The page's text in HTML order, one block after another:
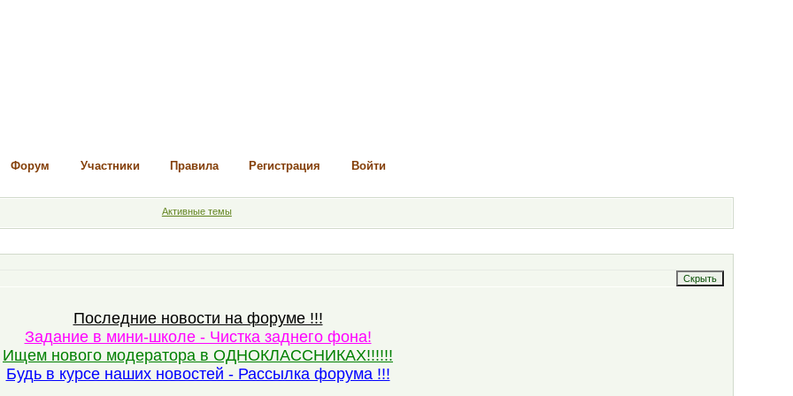
Форум Участники Правила Регистрация Войти
Активные темы
Последние новости на форуме !!!
Задание в мини-школе - Чистка заднего фона!
Ищем нового модератора в ОДНОКЛАССНИКАХ!!!!!!
Будь в курсе наших новостей - Рассылка форума !!!